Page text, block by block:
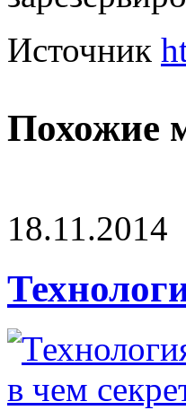
Источник
Похожие
18.11.2014